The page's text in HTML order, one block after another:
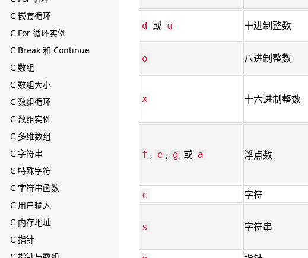
C 嵌套循环
C For 循环实例
C Break 和 Continue
C 数组
C 数组大小
C 数组循环
C 数组实例
C 多维数组
C 字符串
C 特殊字符
C 字符串函数
C 用户输入
C 内存地址
C 指针
d 或 u 十进制整数
o 八进制整数
x 十六进制整数
f , e , g 或 a 浮点数
c 字符
s 字符串